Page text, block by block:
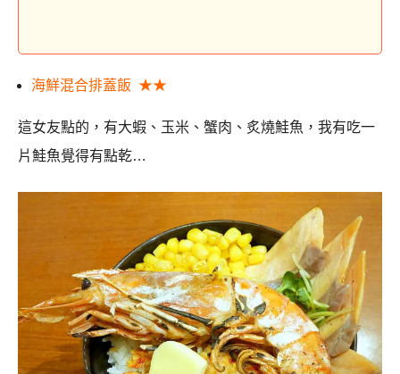
海鮮混合排蓋飯 ★★
這女友點的，有大蝦、玉米、蟹肉、炙燒鮭魚，我有吃一
片鮭魚覺得有點乾…